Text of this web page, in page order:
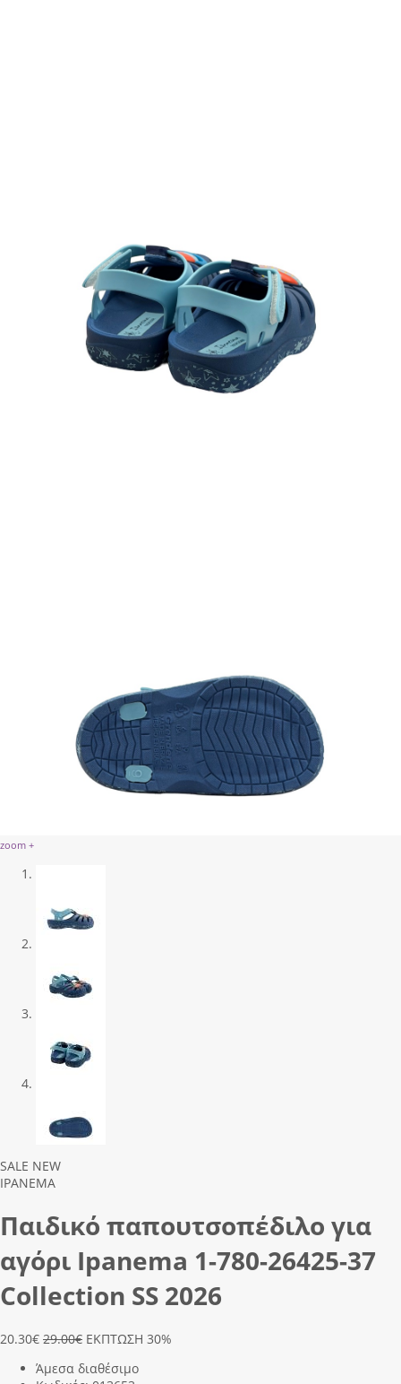
zoom +
Previous
Next
SALE NEW
IPANEMA
Παιδικό παπουτσοπέδιλο για
αγόρι Ipanema 1-780-26425-37
Collection SS 2026
20.30€ 29.00€ ΕΚΠΤΩΣΗ 30%
Άμεσα διαθέσιμο